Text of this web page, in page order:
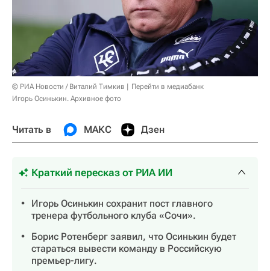
© РИА Новости / Виталий Тимкив
Перейти в медиабанк
Игорь Осинькин. Архивное фото
Читать в МАКС Дзен
Краткий пересказ от РИА ИИ
Игорь Осинькин сохранит пост главного
тренера футбольного клуба «Сочи».
Борис Ротенберг заявил, что Осинькин будет
стараться вывести команду в Российскую
премьер-лигу.